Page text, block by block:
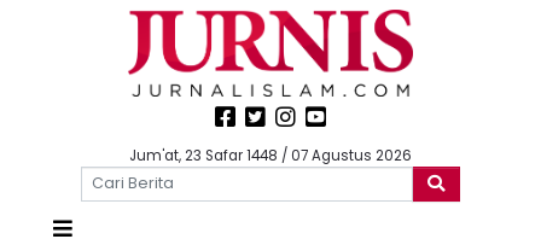
Jum'at, 23 Safar 1448 / 07 Agustus 2026